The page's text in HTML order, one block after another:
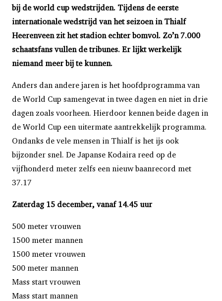
bij de world cup wedstrijden. Tijdens de eerste
internationale wedstrijd van het seizoen in Thialf
Heerenveen zit het stadion echter bomvol. Zo’n 7.000
schaatsfans vullen de tribunes. Er lijkt werkelijk
niemand meer bij te kunnen.
Anders dan andere jaren is het hoofdprogramma van
de World Cup samengevat in twee dagen en niet in drie
dagen zoals voorheen. Hierdoor kennen beide dagen in
de World Cup een uitermate aantrekkelijk programma.
Ondanks de vele mensen in Thialf is het ijs ook
bijzonder snel. De Japanse Kodaira reed op de
vijfhonderd meter zelfs een nieuw baanrecord met
37.17
Zaterdag 15 december, vanaf 14.45 uur
500 meter vrouwen
1500 meter mannen
1500 meter vrouwen
500 meter mannen
Mass start vrouwen
Mass start mannen